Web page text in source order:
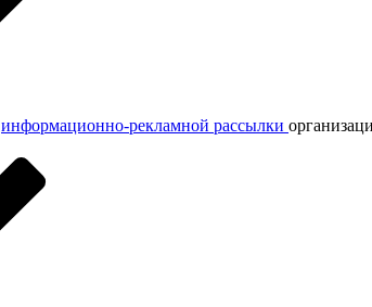
информационно-рекламной рассылки